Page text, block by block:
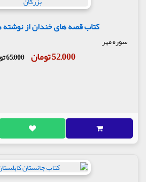
کتاب قصه های خندان از نوشته
سوره مهر
52,000 تومان 65,000 تومان